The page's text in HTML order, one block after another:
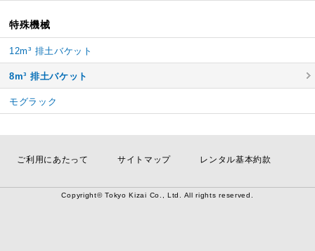
特殊機械
12m³ 排土バケット
8m³ 排土バケット
モグラック
ご利用にあたって サイトマップ レンタル基本約款
Copyright© Tokyo Kizai Co., Ltd. All rights reserved.